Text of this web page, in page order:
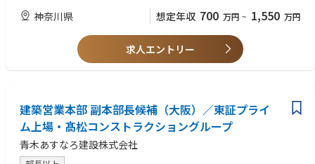
・基本設計
●この仕事を通じて得られること
す。
海外交流
・開発推進に際して、北米、中国、欧州など海外メンバと頻繁にやり取
りを実施しています。
・語学だけでなく文化の違いなども学ぶことが可能です。
・品質指標を使って、品質管理ができる
・リスク管理及び課題管理ができる
●テクニカルスキル
神奈川県 想定年収 700 万円 ~ 1,550 万円
求人エントリー
建築営業本部 副本部長候補（大阪）／東証プライ
ム上場・髙松コンストラクショングループ
青木あすなろ建設株式会社